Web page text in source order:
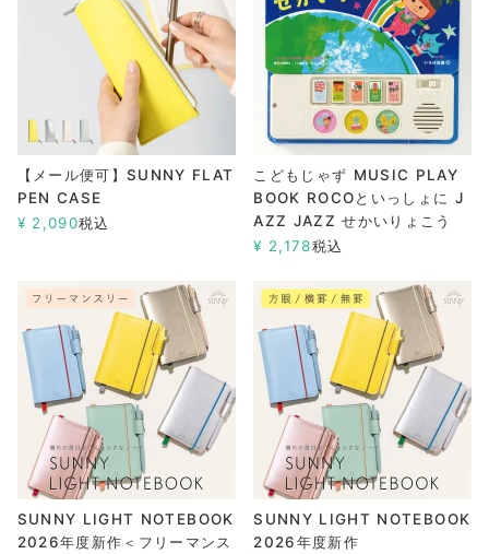
【メール便可】SUNNY FLAT
PEN CASE
¥ 2,090税込
こどもじゃず MUSIC PLAY
BOOK ROCOといっしょに J
AZZ JAZZ せかいりょこう
¥ 2,178税込
SUNNY LIGHT NOTEBOOK
2026年度新作＜フリーマンス
SUNNY LIGHT NOTEBOOK
2026年度新作